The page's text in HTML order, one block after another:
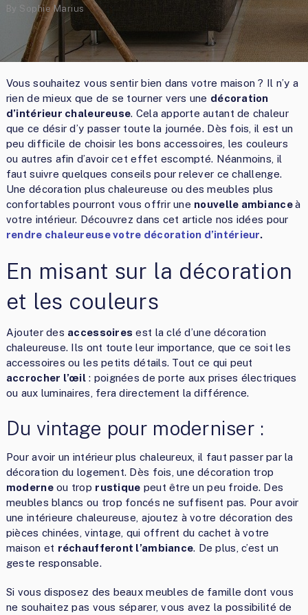
By Sophie Marius
Vous souhaitez vous sentir bien dans votre maison ? Il n’y a
rien de mieux que de se tourner vers une décoration
d’intérieur chaleureuse. Cela apporte autant de chaleur
que ce désir d’y passer toute la journée. Dès fois, il est un
peu difficile de choisir les bons accessoires, les couleurs
ou autres afin d’avoir cet effet escompté. Néanmoins, il
faut suivre quelques conseils pour relever ce challenge.
Une décoration plus chaleureuse ou des meubles plus
confortables pourront vous offrir une nouvelle ambianceà
votre intérieur. Découvrez dans cet article nos idées pour
rendre chaleureuse votre décoration d’intérieur.
En misant sur la décoration
et les couleurs
Ajouter des accessoires est la clé d’une décoration
chaleureuse. Ils ont toute leur importance, que ce soit les
accessoires ou les petits détails. Tout ce qui peut
accrocher l’œil : poignées de porte aux prises électriques
ou aux luminaires, fera directement la différence.
Du vintage pour moderniser :
Pour avoir un intérieur plus chaleureux, il faut passer par la
décoration du logement. Dès fois, une décoration trop
moderneou trop rustique peut être un peu froide. Des
meubles blancs ou trop foncés ne suffisent pas. Pour avoir
une intérieure chaleureuse, ajoutez à votre décoration des
pièces chinées, vintage, qui offrent du cachet à votre
maison et réchaufferont l’ambiance. De plus, c’est un
geste responsable.
Si vous disposez des beaux meubles de famille dont vous
ne souhaitez pas vous séparer, vous avez la possibilité de